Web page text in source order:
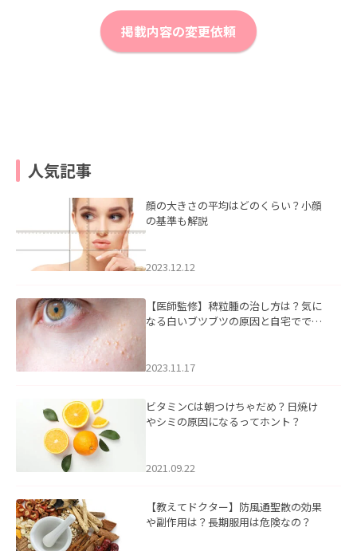
掲載内容の変更依頼
人気記事
顔の大きさの平均はどのくらい？小顔
の基準も解説
2023.12.12
【医師監修】稗粒腫の治し方は？気に
なる白いブツブツの原因と自宅ででき
2023.11.17
ビタミンCは朝つけちゃだめ？日焼け
やシミの原因になるってホント？
2021.09.22
【教えてドクター】防風通聖散の効果
や副作用は？長期服用は危険なの？